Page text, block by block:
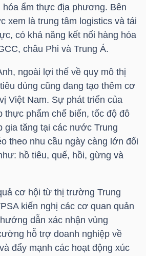
hóa ẩm thực địa phương. Bên
xem là trung tâm logistics và tái
có khả năng kết nối hàng hóa
, châu Phi và Trung Á.
ngoài lợi thế về quy mô thị
dùng cũng đang tạo thêm cơ
Việt Nam. Sự phát triển của
thực phẩm chế biến, tốc độ đô
gia tăng tại các nước Trung
theo nhu cầu ngày càng lớn đối
hồ tiêu, quế, hồi, gừng và
cơ hội từ thị trường Trung
kiến nghị các cơ quan quản
dẫn xác nhận vùng
hỗ trợ doanh nghiệp về
đẩy mạnh các hoạt động xúc